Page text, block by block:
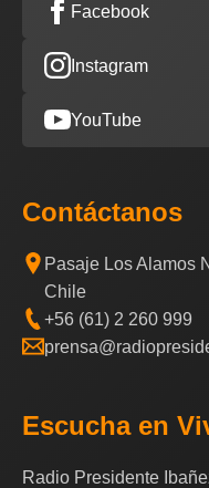
Facebook
Instagram
YouTube
Contáctanos
Pasaje Los Alamos
Chile
+56 (61) 2 260 999
Escucha en
Radio Presidente